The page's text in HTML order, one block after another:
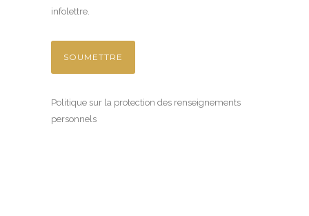
infolettre.
Politique sur la protection des renseignements
personnels